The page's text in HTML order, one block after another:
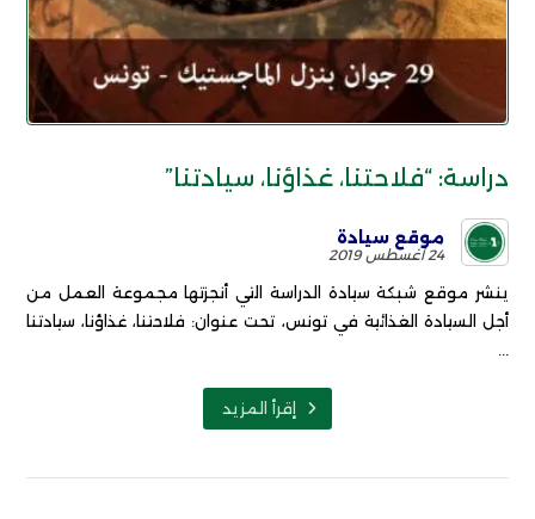
دراسة: “فلاحتنا، غذاؤنا، سيادتنا”
موقع سيادة
24 أغسطس 2019
ينشر موقع شبكة سيادة الدراسة التي أنجزتها مجموعة العمل من
أجل السيادة الغذائية في تونس، تحت عنوان: فلاحتنا، غذاؤنا، سيادتنا
...
إقرأ المزيد